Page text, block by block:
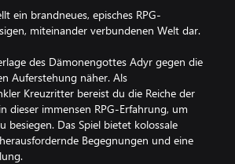
ein brandneues, episches RPG-
miteinander verbundenen Welt dar.
des Dämonengottes Adyr gegen die
Auferstehung näher. Als
Kreuzritter bereist du die Reiche der
dieser immensen RPG-Erfahrung, um
besiegen. Das Spiel bietet kolossale
Begegnungen und eine